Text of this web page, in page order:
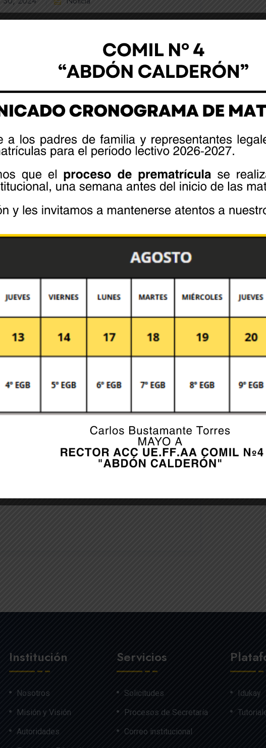
a partir de las 10H00 en la ceremonia cívica
“Tarqui” y en cumplimiento a los lineamientos
y con motivo de conmemorar el 31 de
Portero fue el encargado de realizar la
7 cadetes seleccionados representaron con
Required fields are marked *
Institución
Nosotros
Misión y Visión
Autoridades
Servicios
Solicitudes
Procesos de Secretaría
Correo institucional
Idukay